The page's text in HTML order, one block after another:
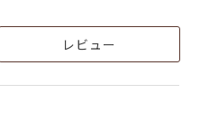
レビュー